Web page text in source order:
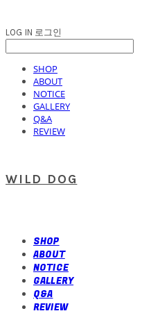
LOG IN 로그인
SHOP
ABOUT
NOTICE
GALLERY
Q&A
REVIEW
WILD DOG
SHOP
ABOUT
NOTICE
GALLERY
Q&A
REVIEW